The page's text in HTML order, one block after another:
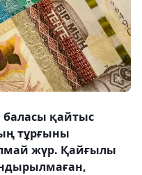
баласы қайтыс
тұрғыны
жүр. Қайғылы